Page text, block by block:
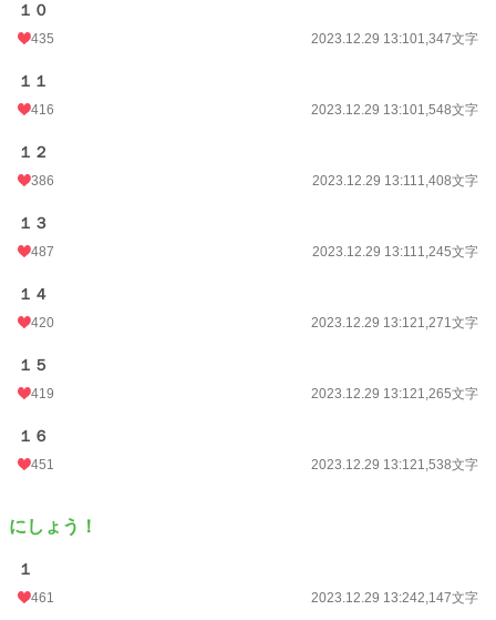
１０
435 2023.12.29 13:101,347文字
１１
416 2023.12.29 13:101,548文字
１２
386 2023.12.29 13:111,408文字
１３
487 2023.12.29 13:111,245文字
１４
420 2023.12.29 13:121,271文字
１５
419 2023.12.29 13:121,265文字
１６
451 2023.12.29 13:121,538文字
にしょう！
１
461 2023.12.29 13:242,147文字